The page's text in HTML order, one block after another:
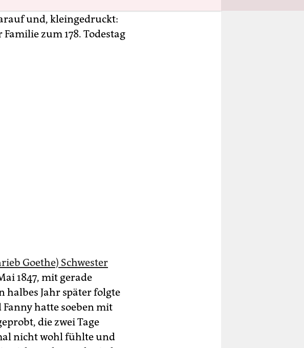
und, kleingedruckt:
zum 178. Todestag
Goethe) Schwester
1847, mit gerade
halbes Jahr später folgte
hatte soeben mit
die zwei Tage
nicht wohl fühlte und